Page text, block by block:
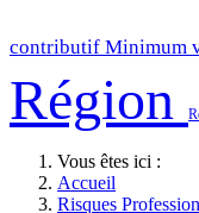
contributif Minimum
Région
Vous êtes ici :
Accueil
Risques